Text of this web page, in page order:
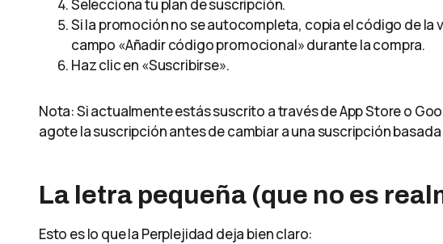
Selecciona tu plan de suscripción.
Si la promoción no se autocompleta, copia el código de la
campo «Añadir código promocional» durante la compra.
Haz clic en «Suscribirse».
Nota: Si actualmente estás suscrito a través de App Store o
agote la suscripción antes de cambiar a una suscripción basada
La letra pequeña (que no es
Esto es lo que la Perplejidad deja bien claro: